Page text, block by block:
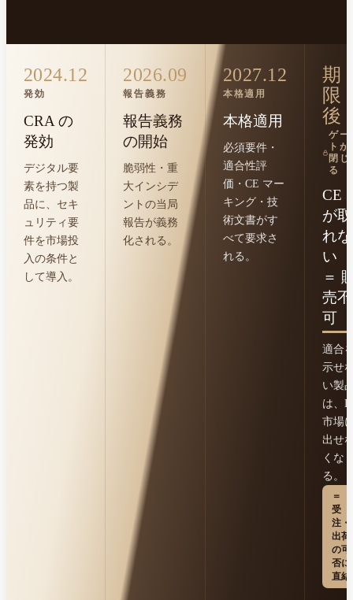
2024.12
発効
CRA の
発効
デジタル要
素を持つ製
品に、セキ
ュリティ要
件を市場投
入の条件と
して導入。
2026.09
報告義務
報告義務
の開始
脆弱性・重
大インシデ
ントの当局
報告が義務
化される。
2027.12
本格適用
本格適用
必須要件・
適合性評
価・CE マー
キング・技
術文書がす
べて要求さ
れる。
期
限
後
ゲー
トが
閉じ
る
CE
が取
れな
い
＝
売不
可
適合
示せ
い製
は、
市場
出せ
くな
る。
＝
受
注・
出荷
の可
否に
直結